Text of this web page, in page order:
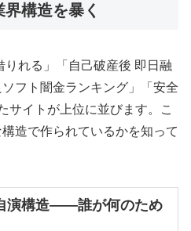
構造を暴く
りれる」「自己破産後 即日融
フト闇金ランキング」「安全
サイトが上位に並びます。こ
造で作られているかを知って
演構造——誰が何のため